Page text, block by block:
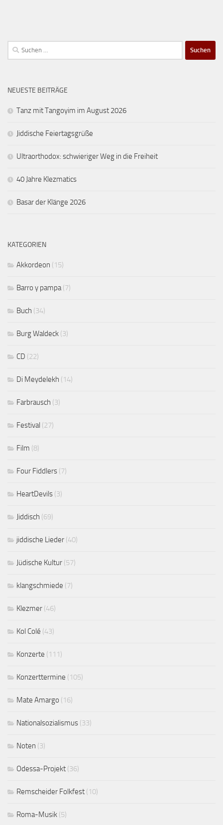
Suchen
nach:
NEUESTE BEITRÄGE
Tanz mit Tangoyim im August 2026
Jiddische Feiertagsgrüße
Ultraorthodox: schwieriger Weg in die Freiheit
40 Jahre Klezmatics
Basar der Klänge 2026
KATEGORIEN
Akkordeon (15)
Barro y pampa(7)
Buch (34)
Burg Waldeck (3)
CD (22)
Di Meydelekh (14)
Farbrausch (3)
Festival (27)
Film (8)
Four Fiddlers (7)
HeartDevils (3)
Jiddisch (69)
jiddische Lieder (40)
Jüdische Kultur (57)
klangschmiede (7)
Klezmer (46)
Kol Colé (43)
Konzerte (111)
Konzerttermine (105)
Mate Amargo (16)
Nationalsozialismus (33)
Noten (3)
Odessa-Projekt (36)
Remscheider Folkfest (10)
Roma-Musik (5)